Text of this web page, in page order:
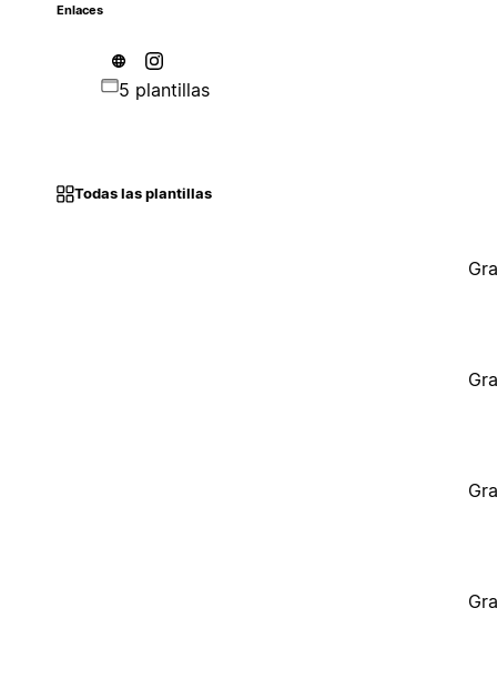
Enlaces
5 plantillas
Todas las plantillas